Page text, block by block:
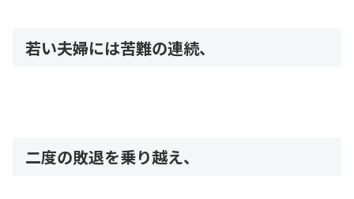
若い夫婦には苦難の連続、
二度の敗退を乗り越え、